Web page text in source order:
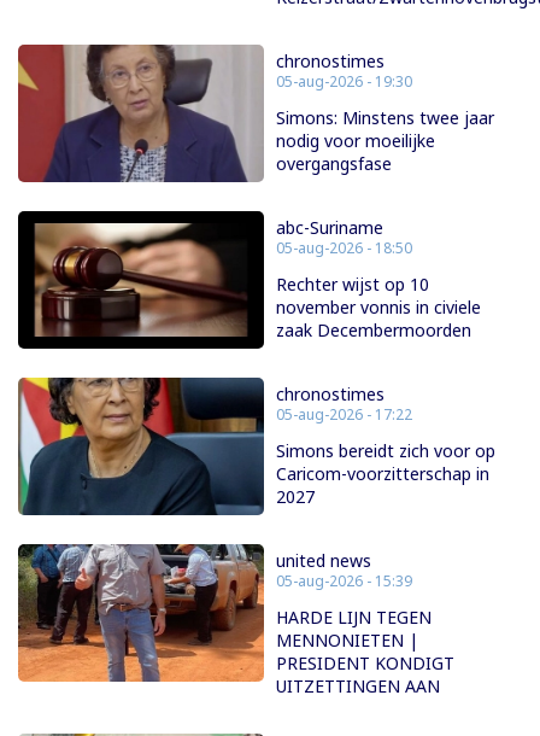
chronostimes
05-aug-2026 - 19:30
Simons: Minstens twee jaar
nodig voor moeilijke
overgangsfase
abc-Suriname
05-aug-2026 - 18:50
Rechter wijst op 10
november vonnis in civiele
zaak Decembermoorden
chronostimes
05-aug-2026 - 17:22
Simons bereidt zich voor op
Caricom-voorzitterschap in
2027
united news
05-aug-2026 - 15:39
HARDE LIJN TEGEN
MENNONIETEN |
PRESIDENT KONDIGT
UITZETTINGEN AAN